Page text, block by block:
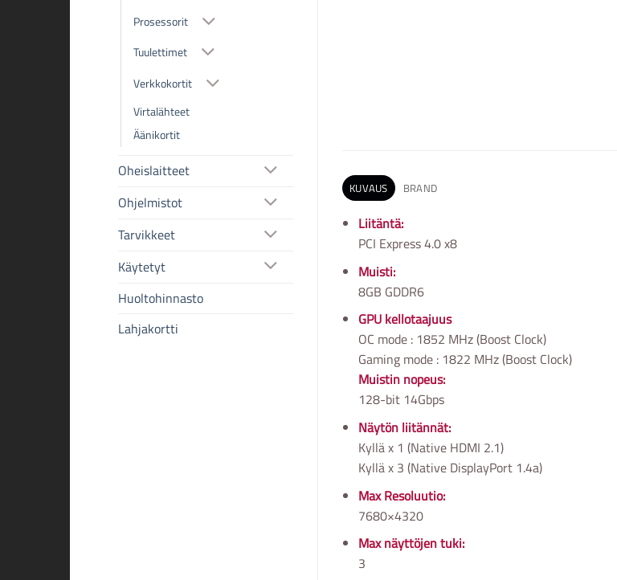
Prosessorit
Tuulettimet
Verkkokortit
Virtalähteet
Äänikortit
Oheislaitteet
Ohjelmistot
Tarvikkeet
Käytetyt
Huoltohinnasto
Lahjakortti
KUVAUS BRAND
Liitäntä:
PCI Express 4.0 x8
Muisti:
8GB GDDR6
GPU kellotaajuus
OC mode : 1852 MHz (Boost Clock)
Gaming mode : 1822 MHz (Boost Clock)
Muistin nopeus:
128-bit 14Gbps
Näytön liitännät:
Kyllä x 1 (Native HDMI 2.1)
Kyllä x 3 (Native DisplayPort 1.4a)
Max Resoluutio:
7680×4320
Max näyttöjen tuki:
3